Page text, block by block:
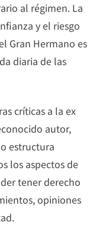
al régimen. La
y el riesgo
Gran Hermano es
diaria de las
críticas a la ex
autor,
estructura
los aspectos de
tener derecho
opiniones